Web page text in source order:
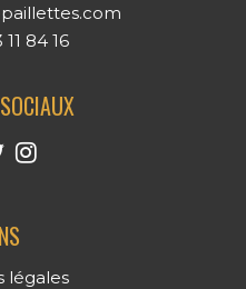
84 16
légales